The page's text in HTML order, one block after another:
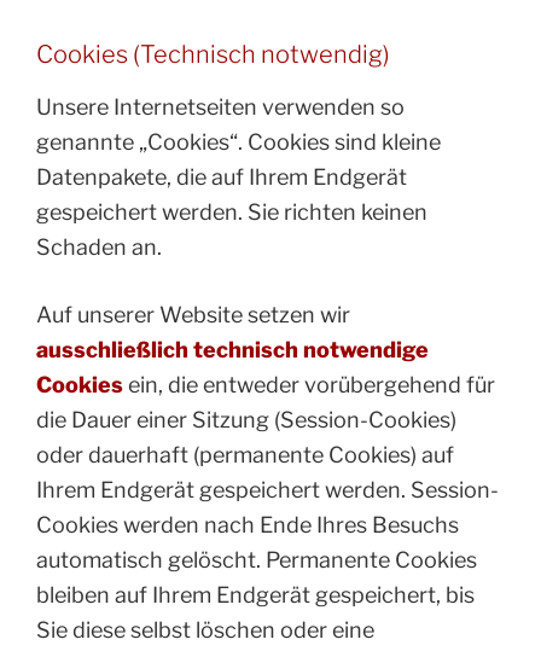
Cookies (Technisch notwendig)
Unsere Internetseiten verwenden so
genannte „Cookies“. Cookies sind kleine
Datenpakete, die auf Ihrem Endgerät
gespeichert werden. Sie richten keinen
Schaden an.
Auf unserer Website setzen wir
ausschließlich technisch notwendige
Cookiesein, die entweder vorübergehend für
die Dauer einer Sitzung (Session-Cookies)
oder dauerhaft (permanente Cookies) auf
Ihrem Endgerät gespeichert werden. Session-
Cookies werden nach Ende Ihres Besuchs
automatisch gelöscht. Permanente Cookies
bleiben auf Ihrem Endgerät gespeichert, bis
Sie diese selbst löschen oder eine